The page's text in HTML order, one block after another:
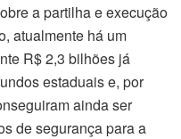
a partilha e execução
atualmente há um
R$ 2,3 bilhões já
estaduais e, por
ainda ser
de segurança para a